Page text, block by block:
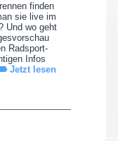
finden
sie live im
Und wo geht
Radsport-
Infos
Jetzt lesen